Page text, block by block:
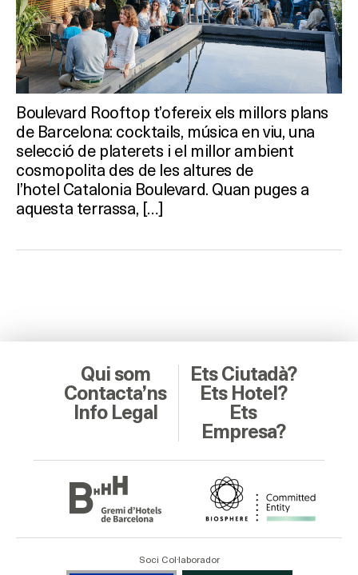
Boulevard Rooftop t’ofereix els millors plans
de Barcelona: cocktails, música en viu, una
selecció de platerets i el millor ambient
cosmopolita des de les altures de
l’hotel Catalonia Boulevard. Quan puges a
aquesta terrassa, […]
Qui som
Contacta’ns
Info Legal
Ets Ciutadà?
Ets Hotel?
Ets
Empresa?
Soci Col·laborador